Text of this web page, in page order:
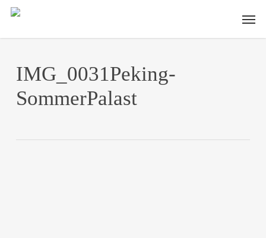
Skip
main
IMG_0031Peking-
SommerPalast